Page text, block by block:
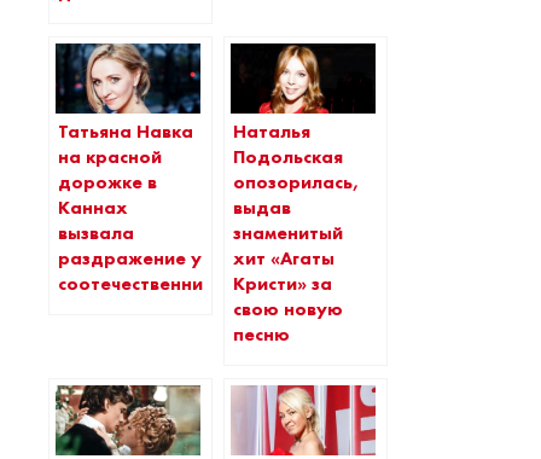
Татьяна Навка
на красной
дорожке в
Каннах
вызвала
раздражение у
соотечественников
Наталья
Подольская
опозорилась,
выдав
знаменитый
хит «Агаты
Кристи» за
свою новую
песню